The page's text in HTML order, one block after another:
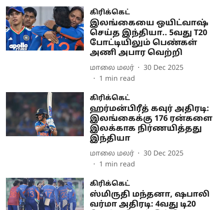
கிரிக்கெட்
இலங்கையை ஒயிட்வாஷ்
செய்த இந்தியா.. 5வது T20
போட்டியிலும் பெண்கள்
அணி அபார வெற்றி
மாலை மலர்
30 Dec 2025
1 min read
கிரிக்கெட்
ஹர்மன்பிரீத் கவுர் அதிரடி:
இலங்கைக்கு 176 ரன்களை
இலக்காக நிர்ணயித்தது
இந்தியா
மாலை மலர்
30 Dec 2025
1 min read
கிரிக்கெட்
ஸ்மிருதி மந்தனா, ஷபாலி
வர்மா அதிரடி: 4வது டி20